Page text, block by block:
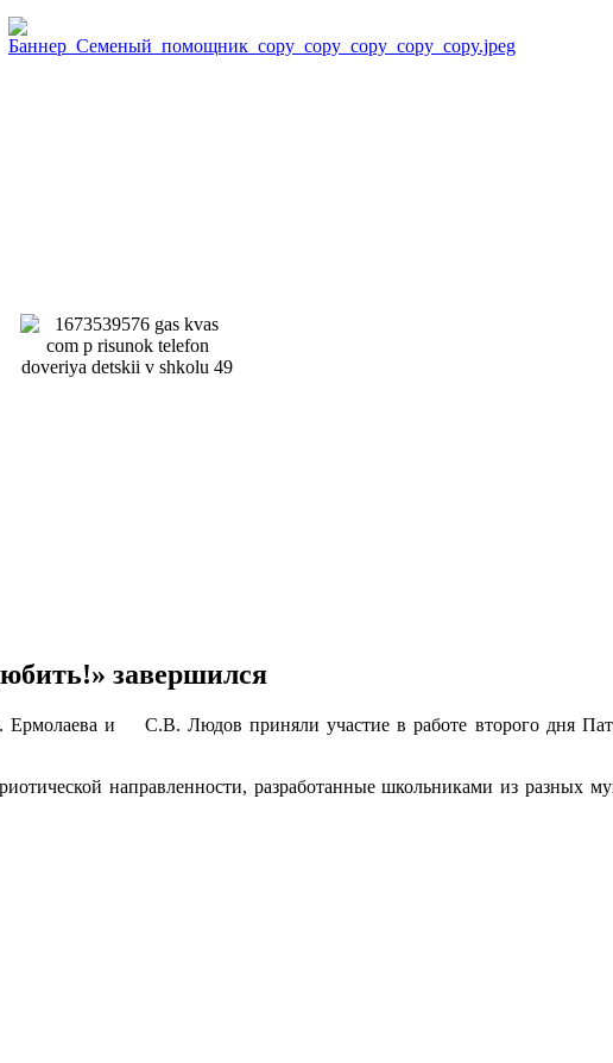
завершился
и С.В. Людов приняли участие в работе второго дня
направленности, разработанные школьниками из разных